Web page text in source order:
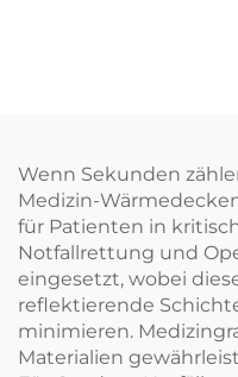
Wenn Sekunden
Medizin-
für Patienten in
Notfallrettung und
eingesetzt, wobei
reflektierende
minimieren.
Materialien